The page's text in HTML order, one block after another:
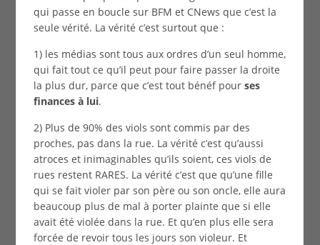
qui passe en boucle sur BFM et CNews que c’est la
seule vérité. La vérité c’est surtout que :
1) les médias sont tous aux ordres d’un seul homme,
qui fait tout ce qu’il peut pour faire passer la droite
la plus dur, parce que c’est tout bénéf pour ses
finances à lui.
2) Plus de 90% des viols sont commis par des
proches, pas dans la rue. La vérité c’est qu’aussi
atroces et inimaginables qu’ils soient, ces viols de
rues restent RARES. La vérité c’est que qu’une fille
qui se fait violer par son père ou son oncle, elle aura
beaucoup plus de mal à porter plainte que si elle
avait été violée dans la rue. Et qu’en plus elle sera
forcée de revoir tous les jours son violeur. Et